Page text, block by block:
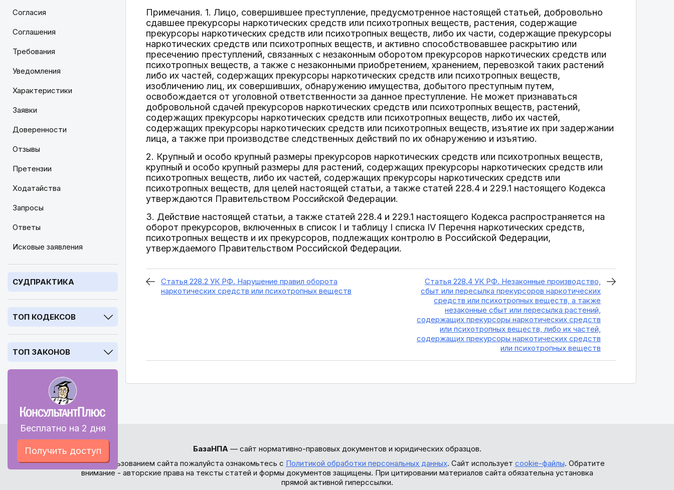
Согласия
Соглашения
Требования
Уведомления
Характеристики
Заявки
Доверенности
Отзывы
Претензии
Ходатайства
Запросы
Ответы
Исковые заявления
СУДПРАКТИКА
ТОП КОДЕКСОВ
ТОП ЗАКОНОВ
Бесплатно на 2 дня
Получить доступ
Примечания. 1. Лицо, совершившее преступление, предусмотренное настоящей статьей, добровольно
сдавшее прекурсоры наркотических средств или психотропных веществ, растения, содержащие
прекурсоры наркотических средств или психотропных веществ, либо их части, содержащие прекурсоры
наркотических средств или психотропных веществ, и активно способствовавшее раскрытию или
пресечению преступлений, связанных с незаконным оборотом прекурсоров наркотических средств или
психотропных веществ, а также с незаконными приобретением, хранением, перевозкой таких растений
либо их частей, содержащих прекурсоры наркотических средств или психотропных веществ,
изобличению лиц, их совершивших, обнаружению имущества, добытого преступным путем,
освобождается от уголовной ответственности за данное преступление. Не может признаваться
добровольной сдачей прекурсоров наркотических средств или психотропных веществ, растений,
содержащих прекурсоры наркотических средств или психотропных веществ, либо их частей,
содержащих прекурсоры наркотических средств или психотропных веществ, изъятие их при задержании
лица, а также при производстве следственных действий по их обнаружению и изъятию.
2. Крупный и особо крупный размеры прекурсоров наркотических средств или психотропных веществ,
крупный и особо крупный размеры для растений, содержащих прекурсоры наркотических средств или
психотропных веществ, либо их частей, содержащих прекурсоры наркотических средств или
психотропных веществ, для целей настоящей статьи, а также статей 228.4 и 229.1 настоящего Кодекса
утверждаются Правительством Российской Федерации.
3. Действие настоящей статьи, а также статей 228.4 и 229.1 настоящего Кодекса распространяется на
оборот прекурсоров, включенных в список I и таблицу I списка IV Перечня наркотических средств,
психотропных веществ и их прекурсоров, подлежащих контролю в Российской Федерации,
утверждаемого Правительством Российской Федерации.
Статья 228.2 УК РФ. Нарушение правил оборота
наркотических средств или психотропных веществ
Статья 228.4 УК РФ. Незаконные производство,
сбыт или пересылка прекурсоров наркотических
средств или психотропных веществ, а также
незаконные сбыт или пересылка растений,
содержащих прекурсоры наркотических средств
или психотропных веществ, либо их частей,
содержащих прекурсоры наркотических средств
или психотропных веществ
БазаНПА— сайт нормативно-правовых документов и юридических образцов.
Перед использованием сайта пожалуйста ознакомьтесь с Политикой обработки персональных данных. Сайт использует cookie-файлы. Обратите
внимание - авторские права на тексты статей и формы документов защищены. При цитировании материалов сайта обязательна установка
прямой активной гиперссылки.